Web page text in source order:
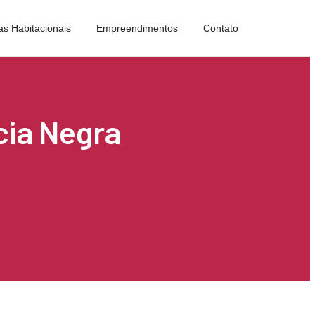
Habitacionais Empreendimentos Contato
Negra